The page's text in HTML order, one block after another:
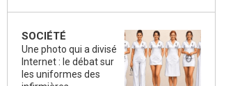
SOCIÉTÉ
Une photo qui a divisé
Internet : le débat sur
les uniformes des